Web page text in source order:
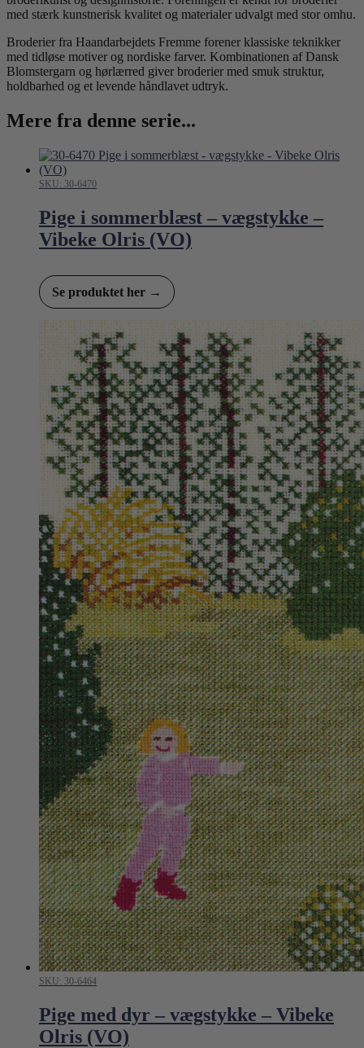
med stærk kunstnerisk kvalitet og materialer udvalgt med stor omhu.
Broderier fra Haandarbejdets Fremme forener klassiske teknikker
med tidløse motiver og nordiske farver. Kombinationen af Dansk
Blomstergarn og hørlærred giver broderier med smuk struktur,
holdbarhed og et levende håndlavet udtryk.
Mere fra denne serie...
SKU: 30-6470
Pige i sommerblæst – vægstykke –
Vibeke Olris (VO)
Se produktet her →
SKU: 30-6464
Pige med dyr – vægstykke – Vibeke
Olris (VO)